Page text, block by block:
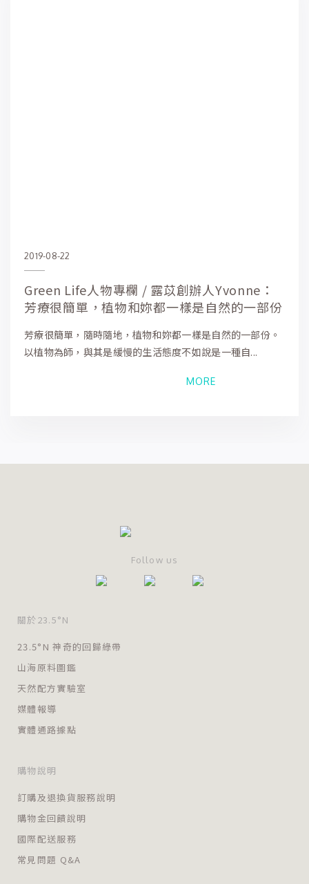
2019-08-22
Green Life人物專欄 / 露苡創辦人Yvonne：
芳療很簡單，植物和妳都一樣是自然的一部份
芳療很簡單，隨時隨地，植物和妳都一樣是自然的一部份。
以植物為師，與其是緩慢的生活態度不如說是一種自...
MORE
Follow us
關於23.5°N
23.5°N 神奇的回歸綠帶
山海原料圖鑑
天然配方實驗室
媒體報導
實體通路據點
購物說明
訂購及退換貨服務說明
購物金回饋說明
國際配送服務
常見問題 Q&A